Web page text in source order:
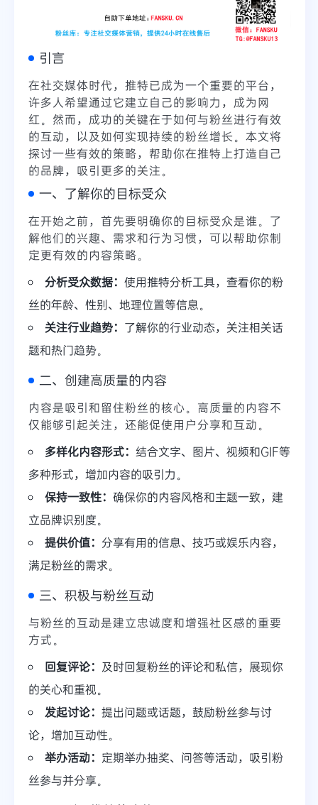
引言
在社交媒体时代，推特已成为一个重要的平台，
许多人希望通过它建立自己的影响力，成为网
红。然而，成功的关键在于如何与粉丝进行有效
的互动，以及如何实现持续的粉丝增长。本文将
探讨一些有效的策略，帮助你在推特上打造自己
的品牌，吸引更多的关注。
一、了解你的目标受众
在开始之前，首先要明确你的目标受众是谁。了
解他们的兴趣、需求和行为习惯，可以帮助你制
定更有效的内容策略。
分析受众数据： 使用推特分析工具，查看你的粉
丝的年龄、性别、地理位置等信息。
关注行业趋势： 了解你的行业动态，关注相关话
题和热门趋势。
二、创建高质量的内容
内容是吸引和留住粉丝的核心。高质量的内容不
仅能够引起关注，还能促使用户分享和互动。
多样化内容形式： 结合文字、图片、视频和GIF等
多种形式，增加内容的吸引力。
保持一致性： 确保你的内容风格和主题一致，建
立品牌识别度。
提供价值： 分享有用的信息、技巧或娱乐内容，
满足粉丝的需求。
三、积极与粉丝互动
与粉丝的互动是建立忠诚度和增强社区感的重要
方式。
回复评论： 及时回复粉丝的评论和私信，展现你
的关心和重视。
发起讨论： 提出问题或话题，鼓励粉丝参与讨
论，增加互动性。
举办活动： 定期举办抽奖、问答等活动，吸引粉
丝参与并分享。